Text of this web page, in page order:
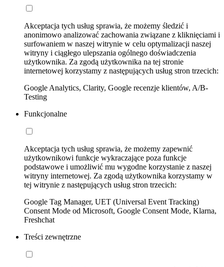
Akceptacja tych usług sprawia, że możemy śledzić i
anonimowo analizować zachowania związane z kliknięciami i
surfowaniem w naszej witrynie w celu optymalizacji naszej
witryny i ciągłego ulepszania ogólnego doświadczenia
użytkownika. Za zgodą użytkownika na tej stronie
internetowej korzystamy z następujących usług stron trzecich:
Google Analytics, Clarity, Google recenzje klientów, A/B-
Testing
Funkcjonalne
Akceptacja tych usług sprawia, że możemy zapewnić
użytkownikowi funkcje wykraczające poza funkcje
podstawowe i umożliwić mu wygodne korzystanie z naszej
witryny internetowej. Za zgodą użytkownika korzystamy w
tej witrynie z następujących usług stron trzecich:
Google Tag Manager, UET (Universal Event Tracking)
Consent Mode od Microsoft, Google Consent Mode, Klarna,
Freshchat
Treści zewnętrzne